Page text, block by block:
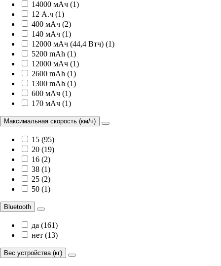
14000 мАч (1)
12 А.ч (1)
400 мАч (2)
140 мАч (1)
12000 мАч (44,4 Втч) (1)
5200 mAh (1)
12000 мАч (1)
2600 mAh (1)
1300 mAh (1)
600 мАч (1)
170 мАч (1)
Максимальная скорость (км/ч)
15 (95)
20 (19)
16 (2)
38 (1)
25 (2)
50 (1)
Bluetooth
да (161)
нет (13)
Вес устройства (кг)